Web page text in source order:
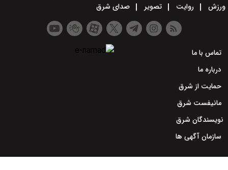
ورزش
روایت تصویر صدای شرق
تماس با ما
درباره ما
حمایت از شرق
مانیفست شرق
نویسندگان شرق
سازمان آگهی ها